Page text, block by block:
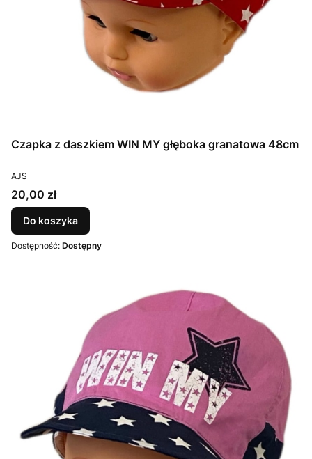
Czapka z daszkiem WIN MY głęboka granatowa 48cm
PRODUCENT
AJS
Cena
20,00 zł
Do koszyka
Dostępność: Dostępny